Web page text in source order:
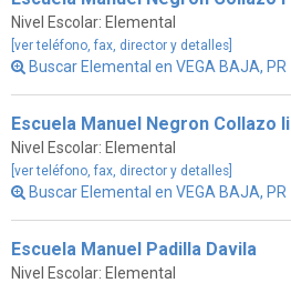
Nivel Escolar: Elemental
[ver teléfono, fax, director y detalles]
Buscar Elemental en VEGA BAJA, PR
Escuela Manuel Negron Collazo Ii
Nivel Escolar: Elemental
[ver teléfono, fax, director y detalles]
Buscar Elemental en VEGA BAJA, PR
Escuela Manuel Padilla Davila
Nivel Escolar: Elemental